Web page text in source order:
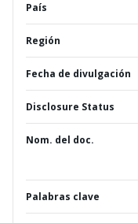
País
Región
Fecha de divulgación
Disclosure Status
Nom. del doc.
Palabras clave